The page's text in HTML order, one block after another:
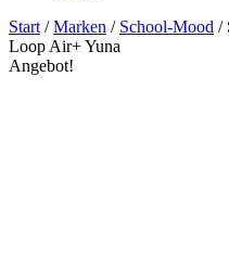
Start /Marken / School-Mood /
Loop Air+ Yuna
Angebot!